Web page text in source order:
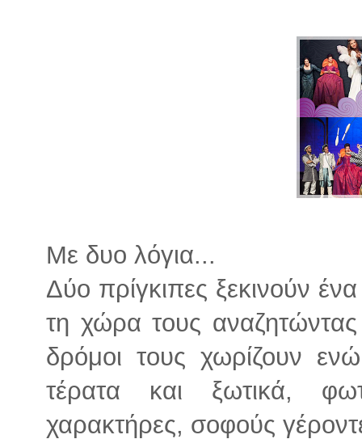
Με δυο λόγια...
Δύο πρίγκιπες ξεκινούν
τη χώρα τους
δρόμοι τους χωρίζουν
τέρατα και ξωτικά,
χαρακτήρες, σοφούς